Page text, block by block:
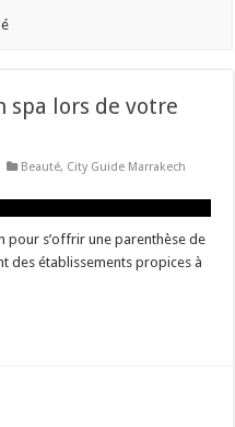
spa lors de votre
Beauté, City Guide Marrakech
pour s’offrir une parenthèse de
des établissements propices à